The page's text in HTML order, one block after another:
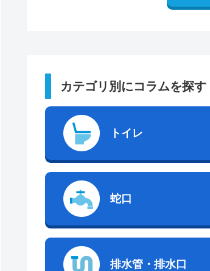
カテゴリ別にコラムを探す
トイレ
蛇口
排水管・排水口